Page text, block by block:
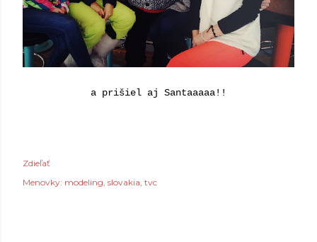
a prišiel aj Santaaaaa!!
Zdieľať
Menovky: modeling slovakia tvc